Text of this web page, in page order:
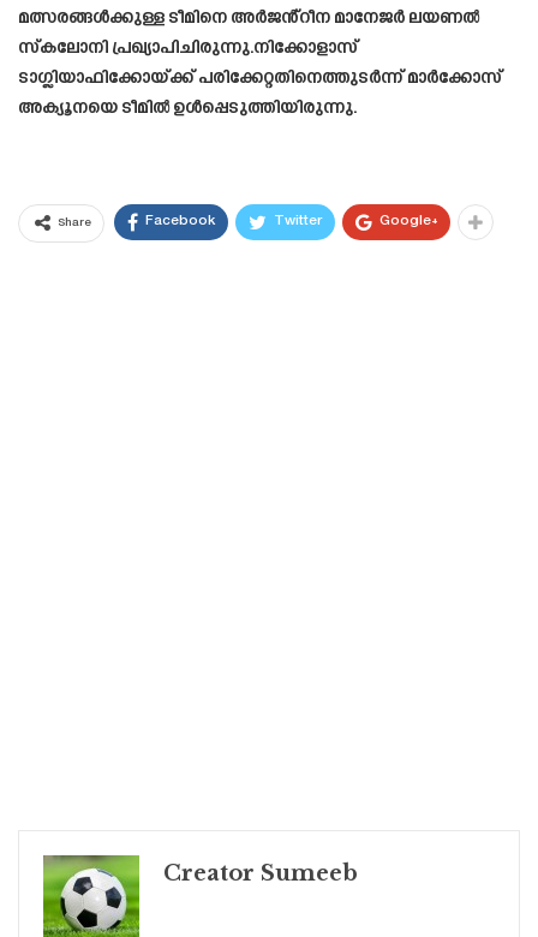
മത്സരങ്ങൾക്കുള്ള ടീമിനെ അർജൻ്റീന മാനേജർ ലയണൽ
സ്‌കലോനി പ്രഖ്യാപിചിരുന്നു.നിക്കോളാസ്
ടാഗ്ലിയാഫിക്കോയ്ക്ക് പരിക്കേറ്റതിനെത്തുടർന്ന് മാർക്കോസ്
അക്യൂനയെ ടീമിൽ ഉൾപ്പെടുത്തിയിരുന്നു.
Share Facebook Twitter Google+
Creator Sumeeb